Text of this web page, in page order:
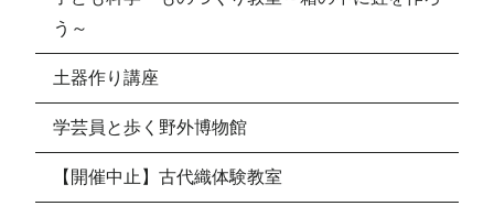
う～
土器作り講座
学芸員と歩く野外博物館
【開催中止】古代織体験教室